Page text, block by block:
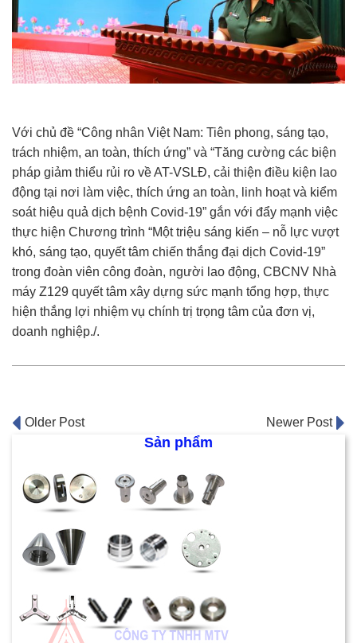
Với chủ đề “Công nhân Việt Nam: Tiên phong, sáng tạo,
trách nhiệm, an toàn, thích ứng” và “Tăng cường các biện
pháp giảm thiểu rủi ro về AT-VSLĐ, cải thiện điều kiện lao
động tại nơi làm việc, thích ứng an toàn, linh hoạt và kiểm
soát hiệu quả dịch bệnh Covid-19” gắn với đẩy mạnh việc
thực hiện Chương trình “Một triệu sáng kiến – nỗ lực vượt
khó, sáng tạo, quyết tâm chiến thắng đại dịch Covid-19”
trong đoàn viên công đoàn, người lao động, CBCNV Nhà
máy Z129 quyết tâm xây dựng sức mạnh tổng hợp, thực
hiện thắng lợi nhiệm vụ chính trị trọng tâm của đơn vị,
doanh nghiệp./.
Post
Older Post Newer Post
Sản phẩm